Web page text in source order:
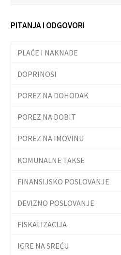
PITANJA I ODGOVORI
PLAĆE I NAKNADE
DOPRINOSI
POREZ NA DOHODAK
POREZ NA DOBIT
POREZ NA IMOVINU
KOMUNALNE TAKSE
FINANSIJSKO POSLOVANJE
DEVIZNO POSLOVANJE
FISKALIZACIJA
IGRE NA SREĆU